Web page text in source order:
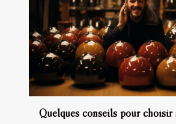
Quelques conseils pour choisir